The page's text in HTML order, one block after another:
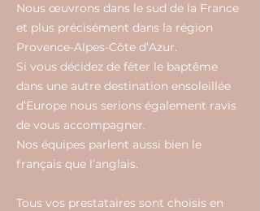
Nous œuvrons dans le sud de la France
et plus précisément dans la région
Provence-Alpes-Côte d’Azur.
Si vous décidez de fêter le baptême
dans une autre destination ensoleillée
d’Europe nous serions également ravis
de vous accompagner.
Nos équipes parlent aussi bien le
français que l’anglais.
Tous vos prestataires sont choisis en